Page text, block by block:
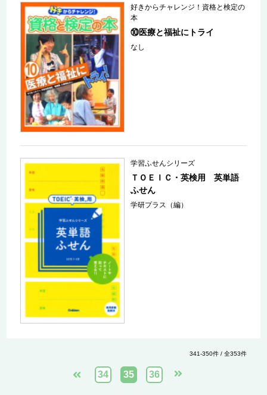
好きからチャレンジ！資格と検定の
本
⑩医療と福祉にトライ
なし
学習ふせんシリーズ
ＴＯＥＩＣ・英検用 英単語
ふせん
学研プラス（編）
341-350件 / 全353件
34 35 36